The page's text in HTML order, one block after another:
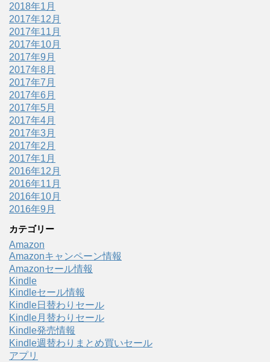
2018年1月
2017年12月
2017年11月
2017年10月
2017年9月
2017年8月
2017年7月
2017年6月
2017年5月
2017年4月
2017年3月
2017年2月
2017年1月
2016年12月
2016年11月
2016年10月
2016年9月
カテゴリー
Amazon
Amazonキャンペーン情報
Amazonセール情報
Kindle
Kindleセール情報
Kindle日替わりセール
Kindle月替わりセール
Kindle発売情報
Kindle週替わりまとめ買いセール
アプリ